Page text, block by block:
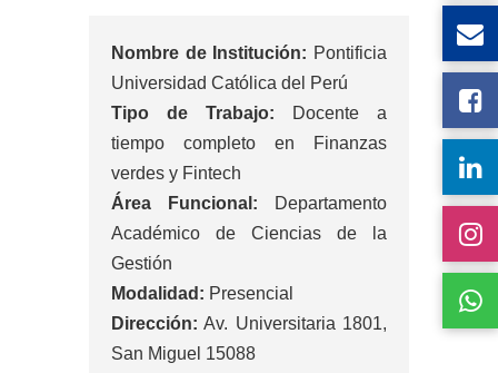
Nombre de Institución: Pontificia
Universidad Católica del Perú
Tipo de Trabajo: Docente a
tiempo completo en Finanzas
verdes y Fintech
Área Funcional: Departamento
Académico de Ciencias de la
Gestión
Modalidad: Presencial
Dirección: Av. Universitaria 1801,
San Miguel 15088